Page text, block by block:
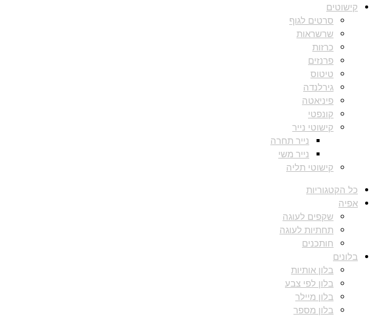
קישוטים
סרטים לגוף
שרשראות
כרזות
פרנזים
טיטוס
גירלנדה
פיניאטה
קונפטי
קישוטי נייר
נייר תחרה
נייר משי
קישוטי תליה
כל הקטגוריות
אפיה
שקפים לעוגה
תחתיות לעוגה
חותכנים
בלונים
בלון אותיות
בלון לפי צבע
בלון מיילר
בלון מספר